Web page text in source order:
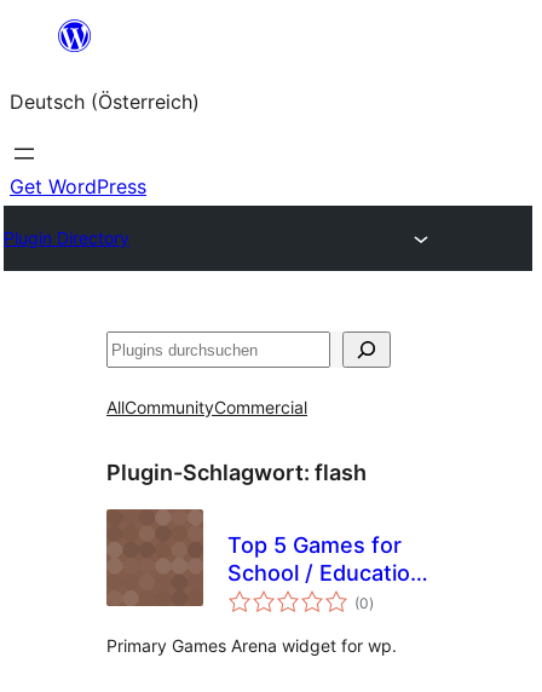
springen
Deutsch (Österreich)
Get WordPress
Plugin Directory
Suchen
AllCommunityCommercial
Plugin-Schlagwort: flash
Top 5 Games for
School / Education
from Primary(0Bewertungen
gesamt
)
Primary Games Arena widget for wp.